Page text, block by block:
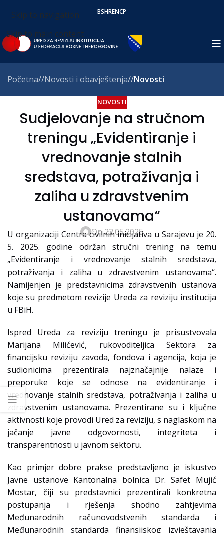
Skip to navigation
Skip to main content
BSHRENСР
Početna/ Novosti i obavještenja/ Novosti
NOVOSTI
Sudjelovanje na stručnom
treningu „Evidentiranje i
vrednovanje stalnih
sredstava, potraživanja i
zaliha u zdravstvenim
ustanovama“
On 22.05.2025
U organizaciji Centra civilnih inicijativa u Sarajevu je 20.
5. 2025. godine održan stručni trening na temu
„Evidentiranje i vrednovanje stalnih sredstava,
potraživanja i zaliha u zdravstvenim ustanovama“.
Namijenjen je predstavnicima zdravstvenih ustanova
koje su predmetom revizije Ureda za reviziju institucija
u FBiH.
Ispred Ureda za reviziju treningu je prisustvovala
Marijana Milićević, rukovoditeljica Sektora za
financijsku reviziju zavoda, fondova i agencija, koja je
sudionicima prezentirala najznačajnije nalaze i
preporuke koje se odnose na evidentiranje i
vrednovanje stalnih sredstava, potraživanja i zaliha u
zdravstvenim ustanovama. Prezentirane su i ključne
aktivnosti koje provodi Ured za reviziju, s naglaskom na
jačanje javne odgovornosti, integriteta i
transparentnosti u javnom sektoru.
Kao primjer dobre prakse predstavljeno je iskustvo
Javne ustanove Kantonalna bolnica Dr. Safet Mujić
Mostar, čiji su predstavnici prezentirali konkretna
postupanja i rješenja shodno zahtjevima
Međunarodnih računovodstvenih standarda i
Međunarodnih standarda finansijskog izvještavanja